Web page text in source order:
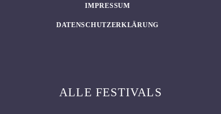
IMPRESSUM
DATENSCHUTZERKLÄRUNG
ALLE FESTIVALS